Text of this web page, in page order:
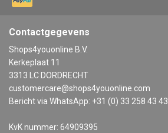
Contactgegevens
Shops4youonline B.V.
Kerkeplaat 11
3313 LC DORDRECHT
customercare@shops4youonline.com
Bericht via WhatsApp: +31 (0) 33 258 43 43
KvK nummer: 64909395